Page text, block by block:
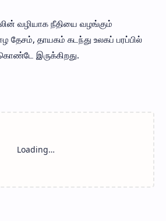
வழியாக நீதியை வழங்கும்
தேசம், தாயகம் கடந்து உலகப் பரப்பில்
இருக்கிறது.